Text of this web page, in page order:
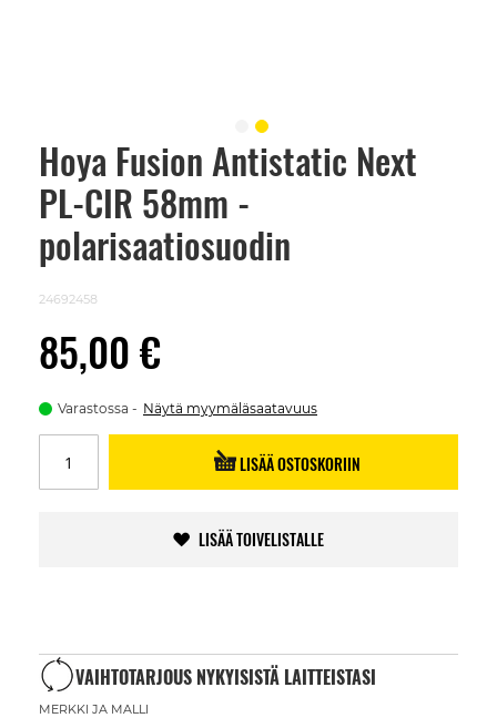
Hoya Fusion Antistatic Next
PL-CIR 58mm -
polarisaatiosuodin
24692458
85,00 €
Varastossa Näytä myymäläsaatavuus
LISÄÄ OSTOSKORIIN
LISÄÄ TOIVELISTALLE
VAIHTOTARJOUS NYKYISISTÄ LAITTEISTASI
MERKKI JA MALLI
Skip
beginning
images